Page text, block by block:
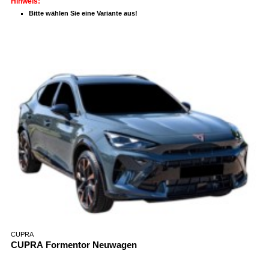
Bitte wählen Sie eine Variante aus!
CUPRA
CUPRA Formentor Neuwagen